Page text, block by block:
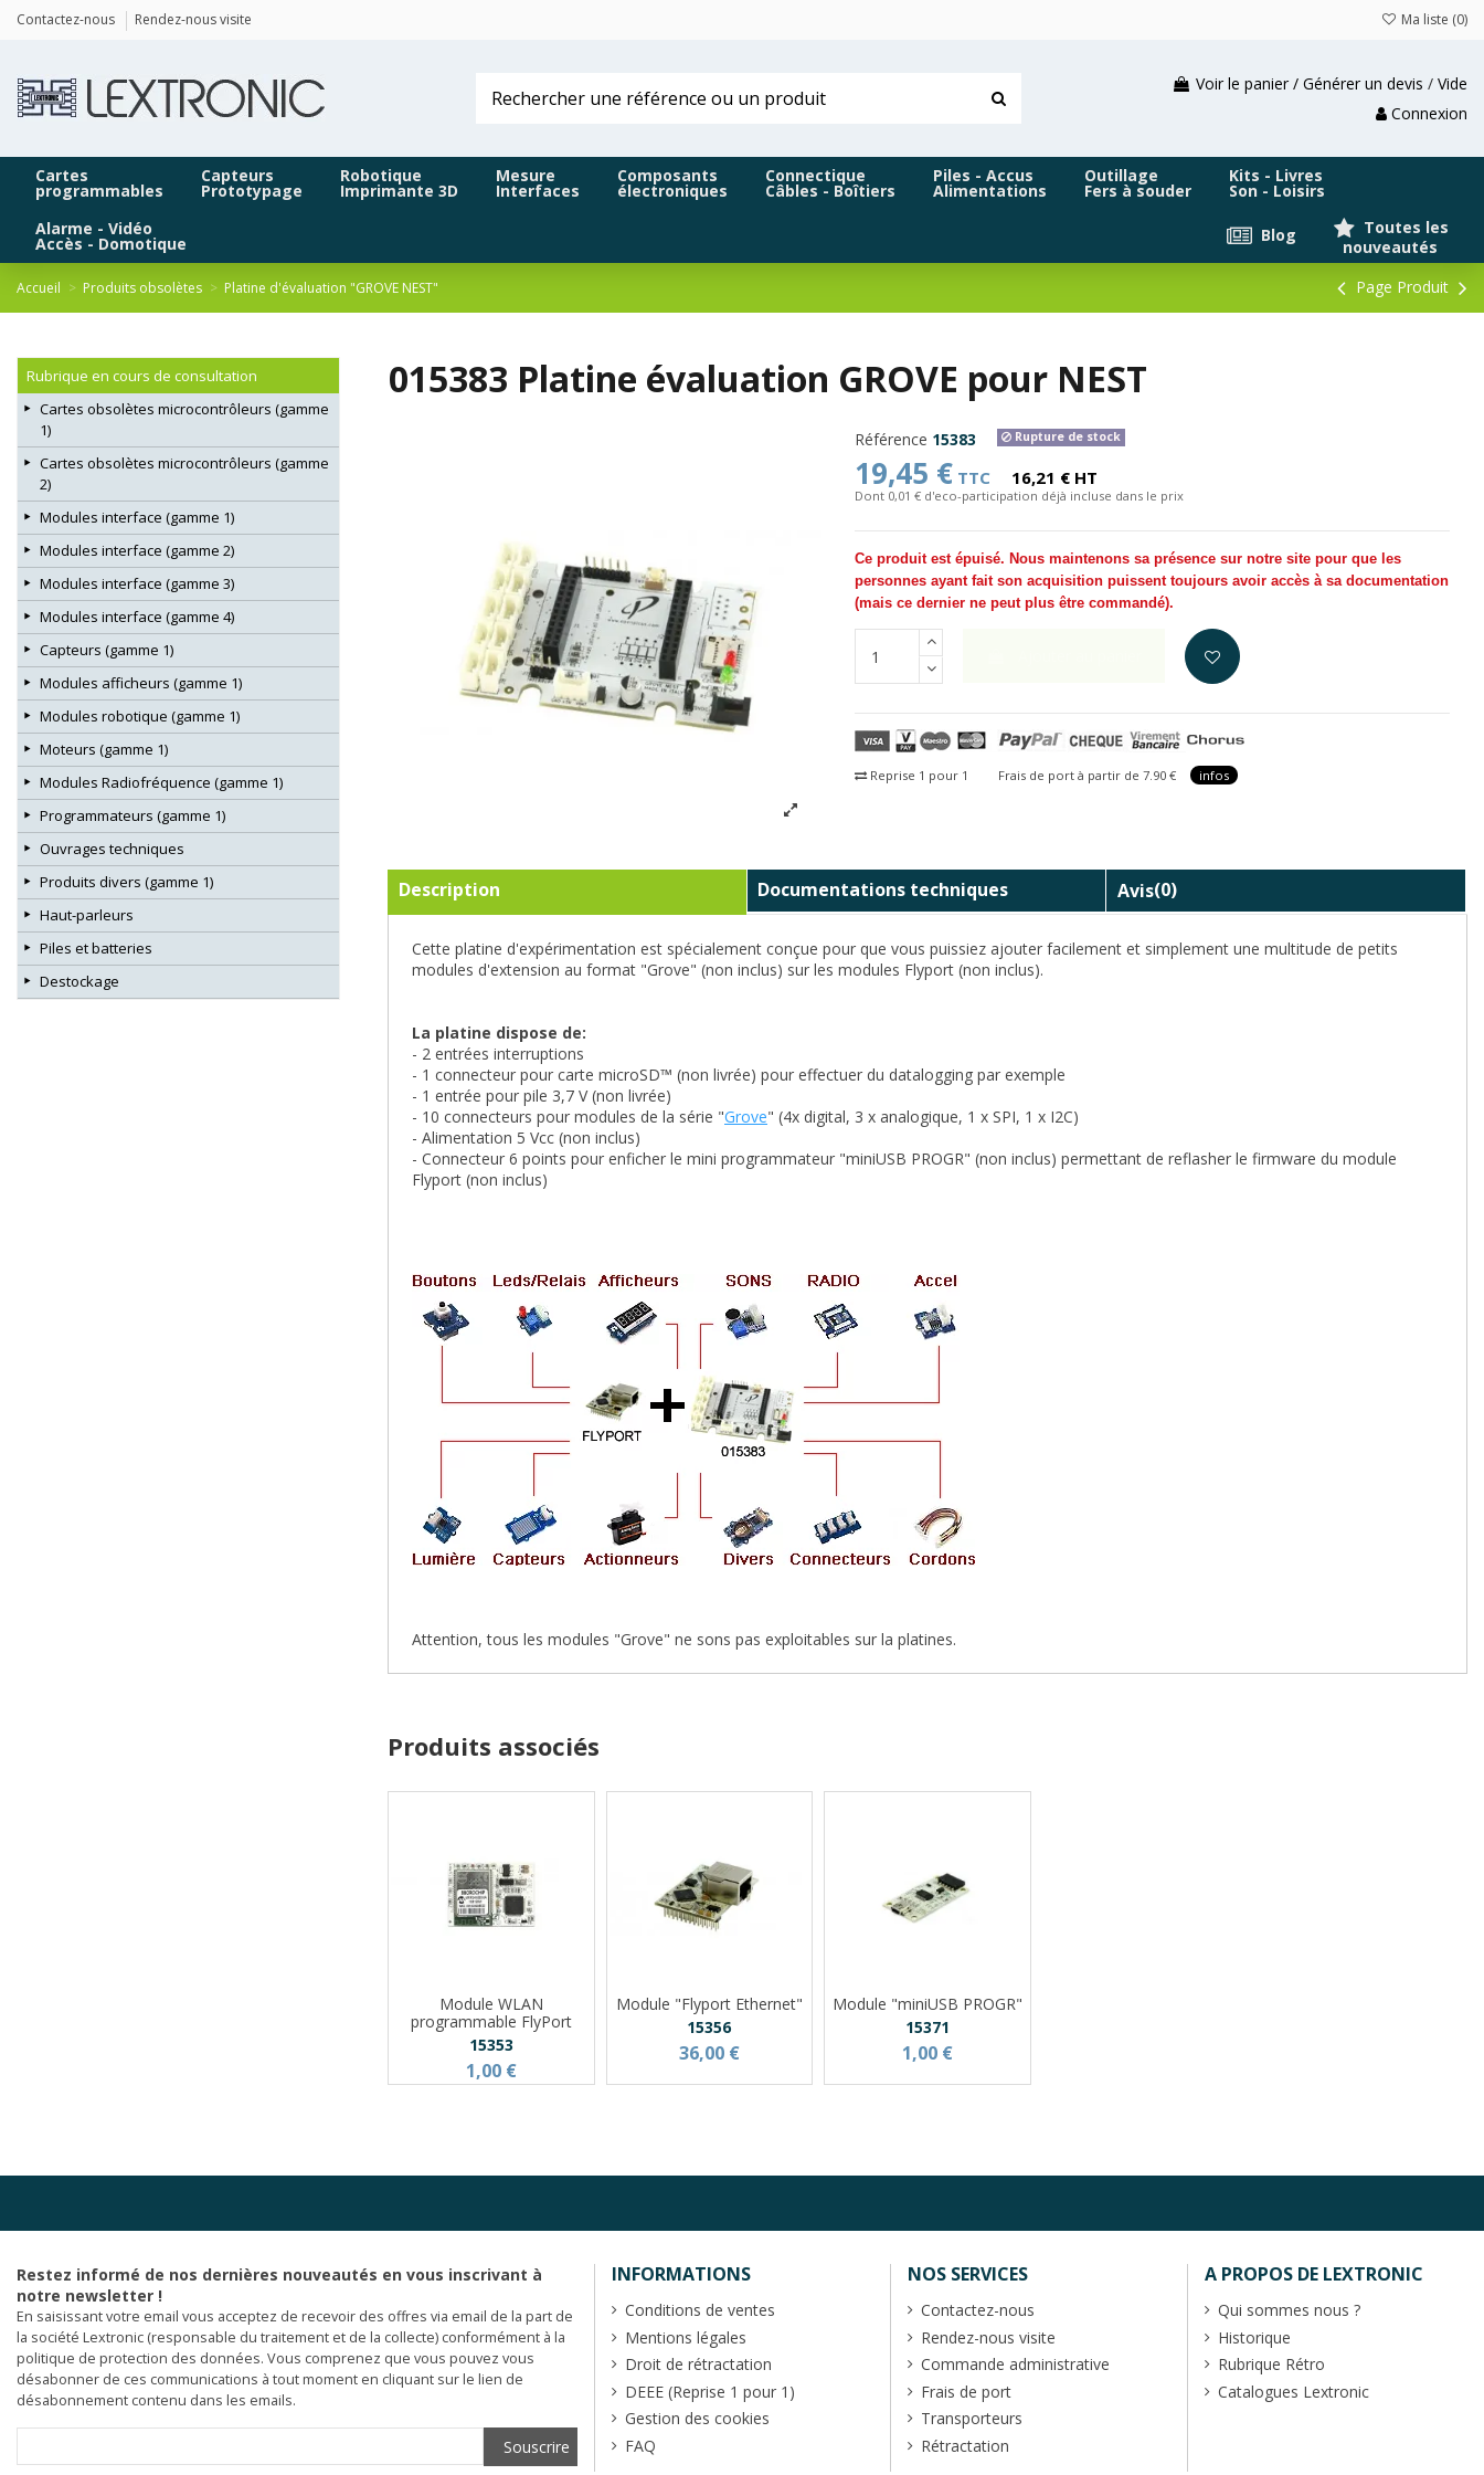
Contactez-nous Rendez-nous visite Ma liste (0)
Voir le panier / Générer un devis / Vide
Connexion
Cartes
programmables
Capteurs
Prototypage
Robotique
Imprimante 3D
Mesure
Interfaces
Composants
électroniques
Connectique
Câbles - Boîtiers
Piles - Accus
Alimentations
Outillage
Fers à souder
Kits - Livres
Son - Loisirs
Alarme - Vidéo
Accès - Domotique
Toutes les
nouveautés
Blog
Accueil Produits obsolètes Platine d'évaluation "GROVE NEST" Page Produit
015383 Platine évaluation GROVE pour NEST
Référence 15383 Rupture de stock
19,45 € TTC 16,21 € HT
Dont 0,01 € d'eco-participation déjà incluse dans le prix
Ce produit est épuisé. Nous maintenons sa présence sur notre site pour que les
personnes ayant fait son acquisition puissent toujours avoir accès à sa documentation
(mais ce dernier ne peut plus être commandé).
Reprise 1 pour 1 Frais de port à partir de 7.90 € infos
Description Documentations techniques Avis(0)
Cette platine d'expérimentation est spécialement conçue pour que vous puissiez ajouter facilement et simplement une multitude de petits
modules d'extension au format "Grove" (non inclus) sur les modules Flyport (non inclus).
La platine dispose de:
- 2 entrées interruptions
- 1 connecteur pour carte microSD™ (non livrée) pour effectuer du datalogging par exemple
- 1 entrée pour pile 3,7 V (non livrée)
- 10 connecteurs pour modules de la série "Grove" (4x digital, 3 x analogique, 1 x SPI, 1 x I2C)
- Alimentation 5 Vcc (non inclus)
- Connecteur 6 points pour enficher le mini programmateur "miniUSB PROGR" (non inclus) permettant de reflasher le firmware du module
Flyport (non inclus)
Attention, tous les modules "Grove" ne sons pas exploitables sur la platines.
Produits associés
Module WLAN
programmable FlyPort
15353
1,00 €
Module "Flyport Ethernet"
15356
36,00 €
Module "miniUSB PROGR"
15371
1,00 €
Rubrique en cours de consultation
Cartes obsolètes microcontrôleurs (gamme
1)
Cartes obsolètes microcontrôleurs (gamme
2)
Modules interface (gamme 1)
Modules interface (gamme 2)
Modules interface (gamme 3)
Modules interface (gamme 4)
Capteurs (gamme 1)
Modules afficheurs (gamme 1)
Modules robotique (gamme 1)
Moteurs (gamme 1)
Modules Radiofréquence (gamme 1)
Programmateurs (gamme 1)
Ouvrages techniques
Produits divers (gamme 1)
Haut-parleurs
Piles et batteries
Destockage
Restez informé de nos dernières nouveautés en vous inscrivant à
notre newsletter !
En saisissant votre email vous acceptez de recevoir des offres via email de la part de
la société Lextronic (responsable du traitement et de la collecte) conformément à la
politique de protection des données. Vous comprenez que vous pouvez vous
désabonner de ces communications à tout moment en cliquant sur le lien de
désabonnement contenu dans les emails.
INFORMATIONS
Conditions de ventes
Mentions légales
Droit de rétractation
DEEE (Reprise 1 pour 1)
Gestion des cookies
FAQ
NOS SERVICES
Contactez-nous
Rendez-nous visite
Commande administrative
Frais de port
Transporteurs
Rétractation
A PROPOS DE LEXTRONIC
Qui sommes nous ?
Historique
Rubrique Rétro
Catalogues Lextronic
Panneau de gestion des cookies